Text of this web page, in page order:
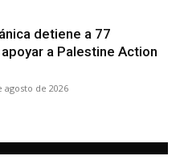
detiene a 77
a Palestine Action
agosto de 2026